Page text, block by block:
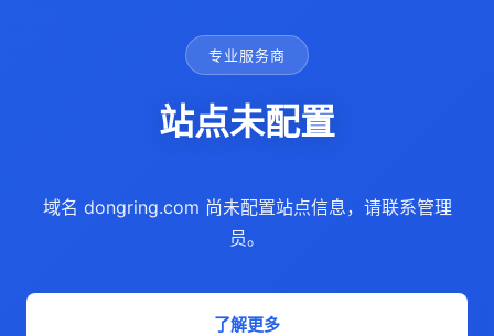
专业服务商
站点未配置
域名 dongring.com 尚未配置站点信息，请联系管理
员。
了解更多